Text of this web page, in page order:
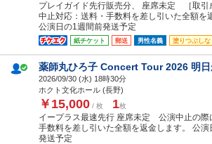
プレイガイド先行販売分、 座席未定 ［取引
中止対応：送料・手数料を差し引いた全額を
公演日の1週間前発送予定
紙チケット 郵送 男性名義 塗りつぶしな
薬師丸ひろ子 Concert Tour 2026 明日
2026/09/30 (水) 18時30分
ホクト文化ホール (長野)
￥15,000 / 枚 1枚
イープラス最速先行 座席未定 公演中止の際
手数料を差し引いた全額を返金します。 公演
発送予定